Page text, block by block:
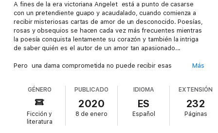
A fines de la era victoriana Angelet está a punto de casarse
con un pretendiente guapo y acaudalado, cuando comienza a
recibir misteriosas cartas de amor de un desconocido. Poesías,
rosas y obsequios se hacen cada vez más frecuentes mientras
la poesía conquista lentamente su corazón y también la intriga
de saber quién es el autor de un amor tan apasionado...
Pero una dama comprometida no puede recibir esas
imaginar que su mundo está a punto de tambalearse al
descubrir el engaño de su prometido y el chantaje que
pretende hacerle ese libertino, un acérrimo enemigo de su
familia.
Más
GÉNERO
Ficción y
literatura
PUBLICADO
2020
8 de enero
IDIOMA
ES
Español
EXTENSIÓN
232
Páginas